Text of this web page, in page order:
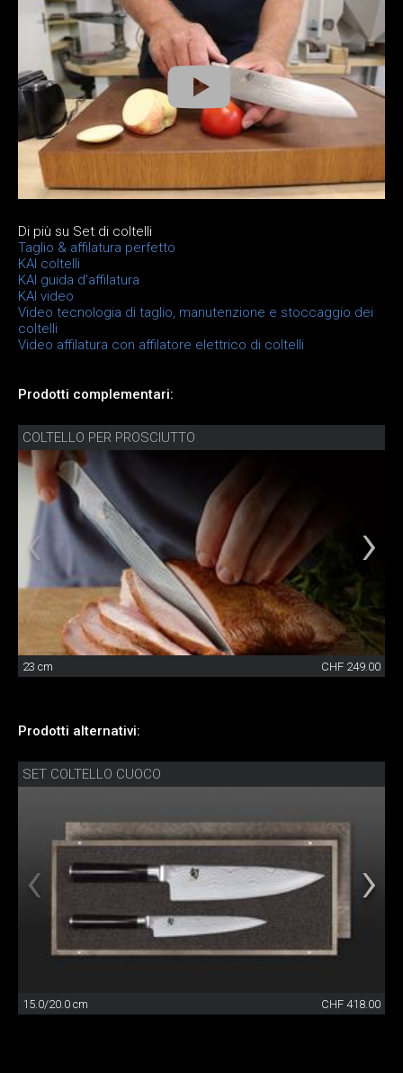
Di più su Set di coltelli
Taglio & affilatura perfetto
KAI coltelli
KAI guida d'affilatura
KAI video
Video tecnologia di taglio, manutenzione e stoccaggio dei
coltelli
Video affilatura con affilatore elettrico di coltelli
Prodotti complementari:
COLTELLO PER PROSCIUTTO
23 cm CHF 249.00
Prodotti alternativi:
SET COLTELLO CUOCO
15.0/20.0 cm CHF 418.00